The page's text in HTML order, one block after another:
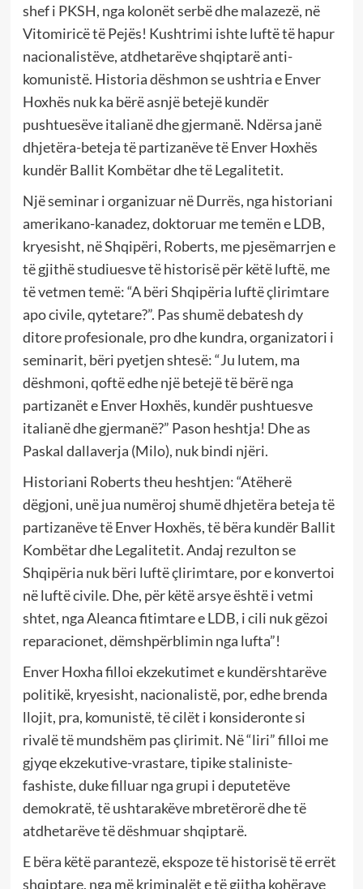
shef i PKSH, nga kolonët serbë dhe malazezë, në
Vitomiricë të Pejës! Kushtrimi ishte luftë të hapur
nacionalistëve, atdhetarëve shqiptarë anti-
komunistë. Historia dëshmon se ushtria e Enver
Hoxhës nuk ka bërë asnjë betejë kundër
pushtuesëve italianë dhe gjermanë. Ndërsa janë
dhjetëra-beteja të partizanëve të Enver Hoxhës
kundër Ballit Kombëtar dhe të Legalitetit.
Një seminar i organizuar në Durrës, nga historiani
amerikano-kanadez, doktoruar me temën e LDB,
kryesisht, në Shqipëri, Roberts, me pjesëmarrjen e
të gjithë studiuesve të historisë për këtë luftë, me
të vetmen temë: “A bëri Shqipëria luftë çlirimtare
apo civile, qytetare?”. Pas shumë debatesh dy
ditore profesionale, pro dhe kundra, organizatori i
seminarit, bëri pyetjen shtesë: “Ju lutem, ma
dëshmoni, qoftë edhe një betejë të bërë nga
partizanët e Enver Hoxhës, kundër pushtuesve
italianë dhe gjermanë?” Pason heshtja! Dhe as
Paskal dallaverja (Milo), nuk bindi njëri.
Historiani Roberts theu heshtjen: “Atëherë
dëgjoni, unë jua numëroj shumë dhjetëra beteja të
partizanëve të Enver Hoxhës, të bëra kundër Ballit
Kombëtar dhe Legalitetit. Andaj rezulton se
Shqipëria nuk bëri luftë çlirimtare, por e konvertoi
në luftë civile. Dhe, për këtë arsye është i vetmi
shtet, nga Aleanca fitimtare e LDB, i cili nuk gëzoi
reparacionet, dëmshpërblimin nga lufta”!
Enver Hoxha filloi ekzekutimet e kundërshtarëve
politikë, kryesisht, nacionalistë, por, edhe brenda
llojit, pra, komunistë, të cilët i konsideronte si
rivalë të mundshëm pas çlirimit. Në “liri” filloi me
gjyqe ekzekutive-vrastare, tipike staliniste-
fashiste, duke filluar nga grupi i deputetëve
demokratë, të ushtarakëve mbretërorë dhe të
atdhetarëve të dëshmuar shqiptarë.
E bëra këtë parantezë, ekspoze të historisë të errët
shqiptare, nga më kriminalët e të gjitha kohërave